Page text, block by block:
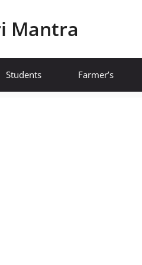
Mantra
Students Farmer’s